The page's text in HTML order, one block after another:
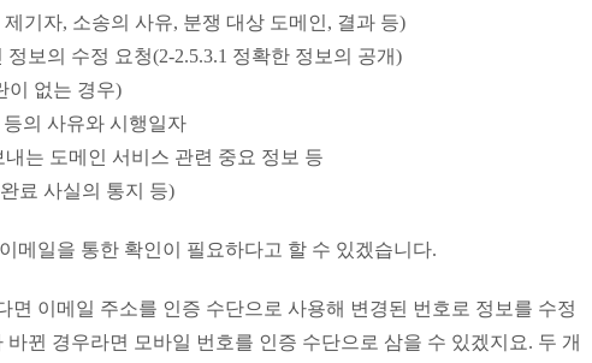
기자, 소송의 사유, 분쟁 대상 도메인, 결과 등)
보의 수정 요청(2-2.5.3.1 정확한 정보의 공개)
이 없는 경우)
의 사유와 시행일자
내는 도메인 서비스 관련 중요 정보 등
료 사실의 통지 등)
메일을 통한 확인이 필요하다고 할 수 있겠습니다.
면 이메일 주소를 인증 수단으로 사용해 변경된 번호로 정보를 수정
뀐 경우라면 모바일 번호를 인증 수단으로 삼을 수 있겠지요. 두 개